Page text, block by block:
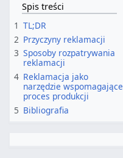
Spis treści
1 TL;DR
2 Przyczyny reklamacji
3 Sposoby rozpatrywania
reklamacji
4 Reklamacja jako
narzędzie wspomagające
proces produkcji
5 Bibliografia